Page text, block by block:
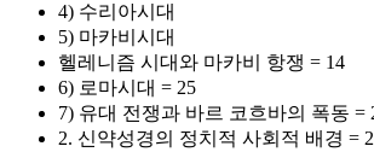
4) 수리아시대
5) 마카비시대
헬레니즘 시대와 마카비 항쟁 = 14
6) 로마시대 = 25
7) 유대 전쟁과 바르 코흐바의 폭동 =
2. 신약성경의 정치적 사회적 배경 =